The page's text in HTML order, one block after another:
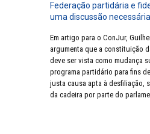
Federação partidária e
uma discussão necessária
Em artigo para o ConJur,
argumenta que a constituição
deve ser vista como mudança
programa partidário para fins
justa causa apta à desfiliação,
da cadeira por parte do